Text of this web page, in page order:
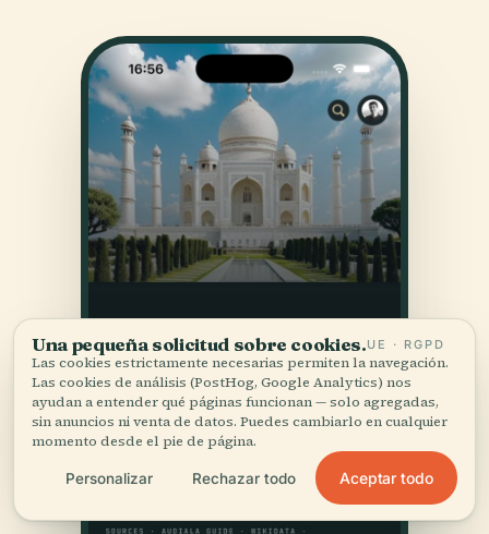
Una pequeña solicitud sobre cookies.UE · RGPD
Las cookies estrictamente necesarias permiten la navegación.
Las cookies de análisis (PostHog, Google Analytics) nos
ayudan a entender qué páginas funcionan — solo agregadas,
sin anuncios ni venta de datos. Puedes cambiarlo en cualquier
momento desde el pie de página.
Personalizar Rechazar todo Aceptar todo